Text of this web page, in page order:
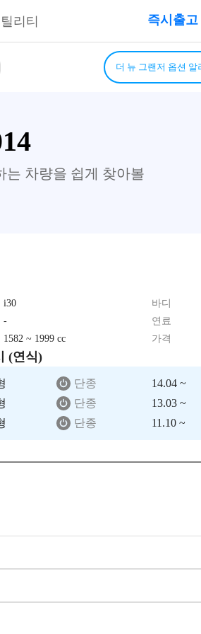
즉시출고
리티
는 차량을 쉽게 찾아볼
i30 바디
- 연료
1582 ~ 1999 cc 가격
(연식)
단종 14.04 ~
단종 13.03 ~
단종 11.10 ~